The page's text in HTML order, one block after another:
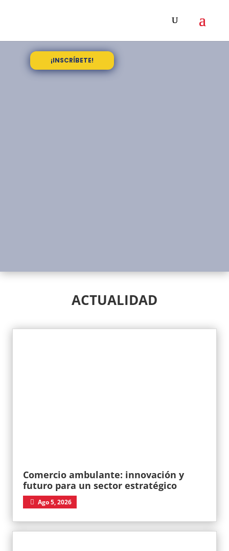
¡INSCRÍBETE!
ACTUALIDAD
Comercio ambulante: innovación y
futuro para un sector estratégico
Ago 5, 2026